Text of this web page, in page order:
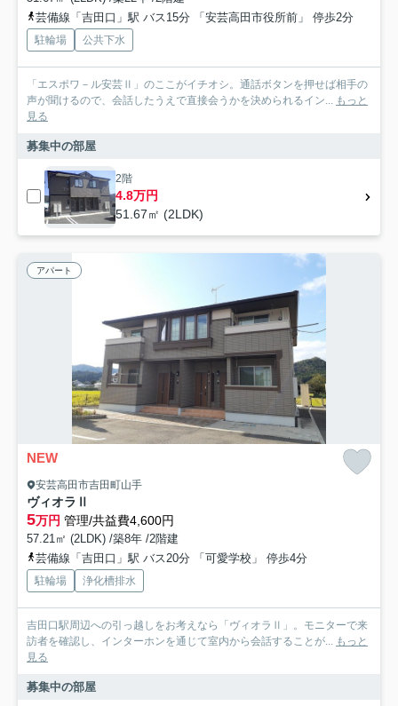
芸備線「吉田口」駅 バス15分 「安芸高田市役所前」 停歩2分
駐輪場 公共下水
「エスポワ－ル安芸Ⅱ」のここがイチオシ。通話ボタンを押せば相手の
声が聞けるので、会話したうえで直接会うかを決められるイン...
もっと
見る
募集中の部屋
2階
4.8万円
51.67㎡ (2LDK)
アパート
NEW
安芸高田市吉田町山手
ヴィオラⅡ
5万円 管理/共益費4,600円
57.21㎡ (2LDK) /築8年 /2階建
芸備線「吉田口」駅 バス20分 「可愛学校」 停歩4分
駐輪場 浄化槽排水
吉田口駅周辺への引っ越しをお考えなら「ヴィオラⅡ」。モニターで来
訪者を確認し、インターホンを通じて室内から会話することが... もっと
見る
募集中の部屋